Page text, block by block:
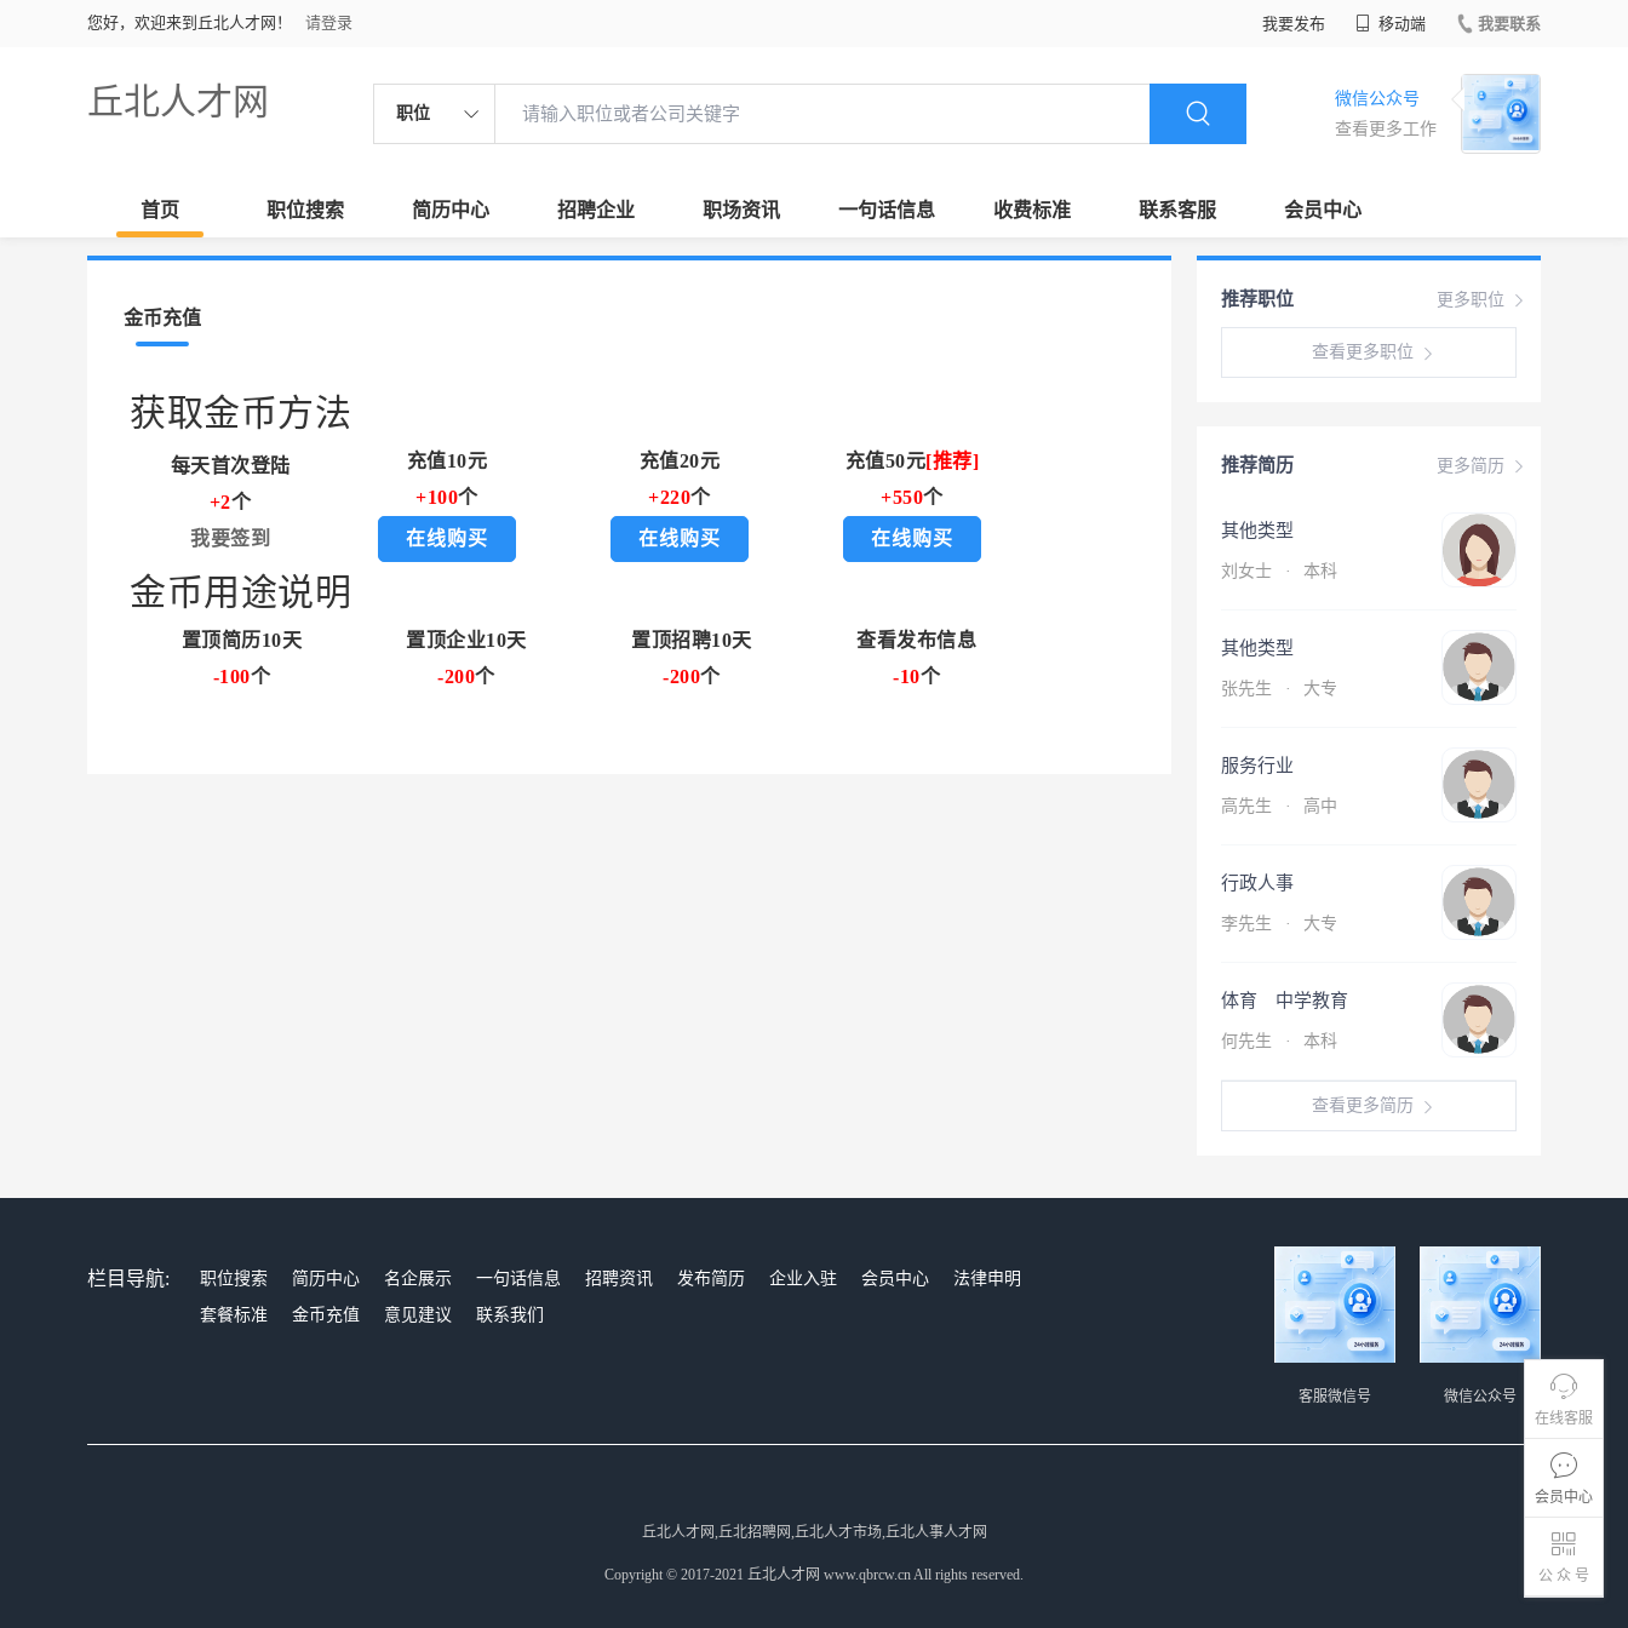
您好，欢迎来到丘北人才网！ 请登录 我要发布 移动端 我要联系
丘北人才网 职位
微信公众号
查看更多工作
首页 职位搜索 简历中心 招聘企业 职场资讯 一句话信息 收费标准 联系客服 会员中心
在线客服
会员中心
公 众 号
金币充值
获取金币方法
每天首次登陆
+2个
我要签到
充值10元
+100个
在线购买
充值20元
+220个
在线购买
充值50元[推荐]
+550个
在线购买
金币用途说明
置顶简历10天 置顶企业10天 置顶招聘10天
查看发布信息
-100个 -200个 -200个 -10个
更多职位
推荐职位
查看更多职位
更多简历
推荐简历
其他类型
刘女士 · 本科
其他类型
张先生 · 大专
服务行业
高先生 · 高中
行政人事
李先生 · 大专
体育 中学教育
何先生 · 本科
查看更多简历
栏目导航: 职位搜索 简历中心 名企展示 一句话信息 招聘资讯 发布简历 企业入驻 会员中心
法律申明
套餐标准
金币充值 意见建议 联系我们
微信公众号
客服微信号
丘北人才网,丘北招聘网,丘北人才市场,丘北人事人才网
Copyright © 2017-2021 丘北人才网 www.qbrcw.cn All rights reserved.